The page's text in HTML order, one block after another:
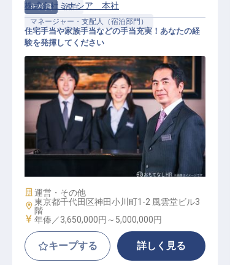
正社員
宿泊
マネージャー・支配人（宿泊部門）
レベニューMGR
株式会社ミナシア 本社
住宅手当や家族手当などの手当充実！あなたの経
験を発揮してください
施設業態
運営・その他
勤務地
東京都千代田区神田小川町1-2 風雲堂ビル3
階
給与
年俸／3,650,000円～ 5,000,000円
キープする 詳しく見る